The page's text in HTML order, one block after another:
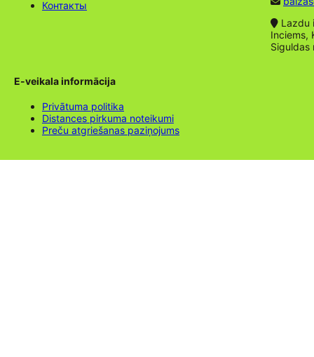
Контакты
Lazdu
Inciems,
Siguldas
E-veikala informācija
Privātuma politika
Distances pirkuma noteikumi
Preču atgriešanas paziņojums